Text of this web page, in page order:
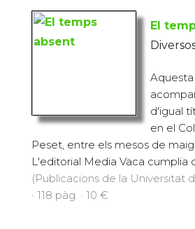
El
d'igual
en el
Peset, entre els mesos de
L'editorial Media Vaca cumplia
(Publicacions de la Universitat
· 118 pàg. · 10 €